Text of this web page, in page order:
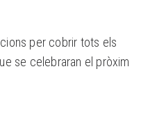
per cobrir tots els
se celebraran el pròxim